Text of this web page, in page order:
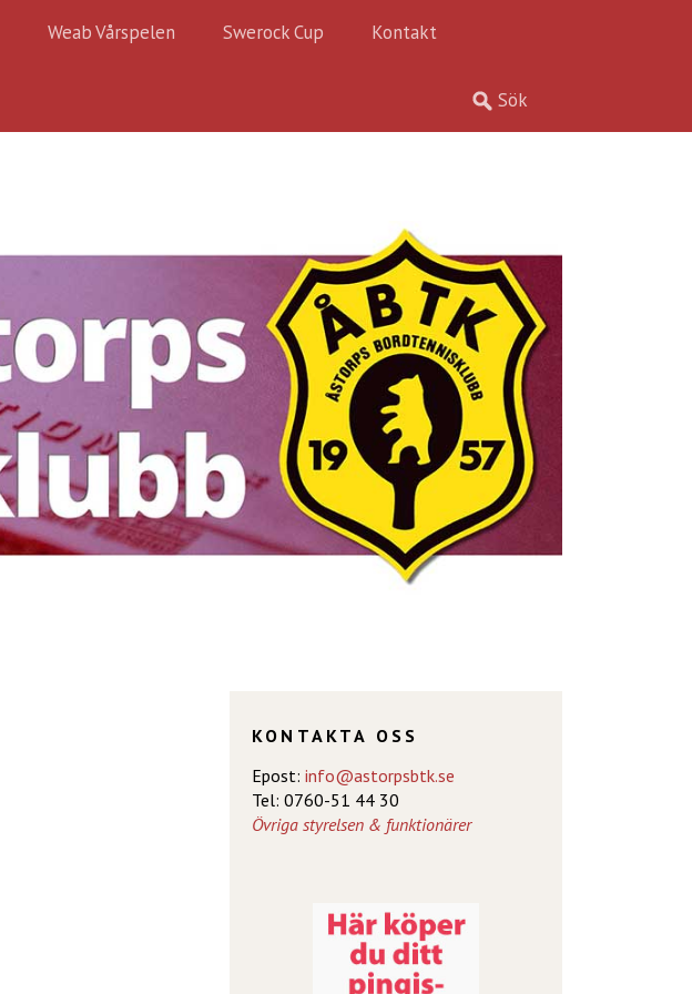
Weab Vårspelen Swerock Cup Kontakt
KONTAKTA OSS
Epost: info@astorpsbtk.se
Tel: 0760-51 44 30
Övriga styrelsen & funktionärer